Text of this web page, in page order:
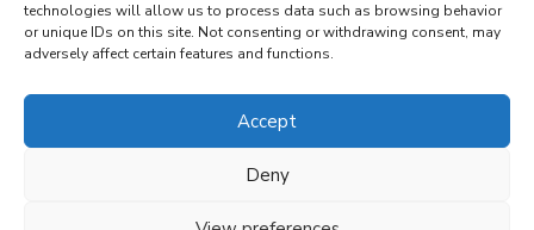
technologies will allow us to process data such as browsing behavior
or unique IDs on this site. Not consenting or withdrawing consent, may
adversely affect certain features and functions.
Accept
Deny
BLOG
RÓLAM
KAPCSOLAT